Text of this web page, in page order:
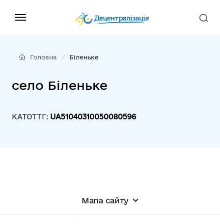
Головна Біленьке
село Біленьке
КАТОТТГ: UA51040310050080596
Мапа сайту